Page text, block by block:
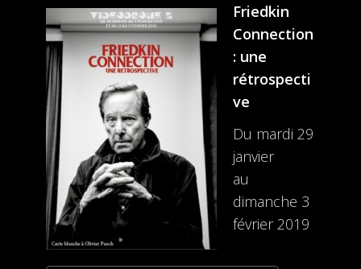
Friedkin
Connection
: une
rétrospecti
ve
Du mardi 29
janvier
au
dimanche 3
février 2019